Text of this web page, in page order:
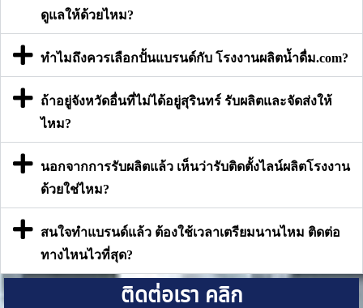
ดูแลให้ด้วยไหม?
ทำไมถึงควรเลือกปั้นแบรนด์กับ โรงงานผลิตน้ำดื่ม.com?
ถ้าอยู่จังหวัดอื่นที่ไม่ได้อยู่สุรินทร์ รับผลิตและจัดส่งให้
ไหม?
นอกจากการรับผลิตแล้ว เห็นว่ารับติดตั้งไลน์ผลิตโรงงาน
ด้วยใช่ไหม?
สนใจทำแบรนด์แล้ว ต้องใช้เวลาเตรียมนานไหม ติดต่อ
ทางไหนไวที่สุด?
ติดต่อเรา คลิก